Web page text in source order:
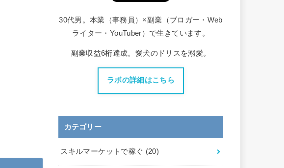
30代男。本業（事務員）×副業（ブロガー・Web
ライター・YouTuber）で生きています。
副業収益6桁達成。愛犬のドリスを溺愛。
ラボの詳細はこちら
カテゴリー
スキルマーケットで稼ぐ (20)